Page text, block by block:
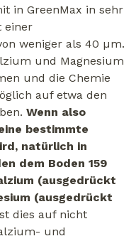
in GreenMax in sehr
einer
weniger als 40 µm.
und Magnesium
und die Chemie
auf etwa den
Wenn also
bestimmte
natürlich in
dem Boden 159
(ausgedrückt
(ausgedrückt
dies auf nicht
und